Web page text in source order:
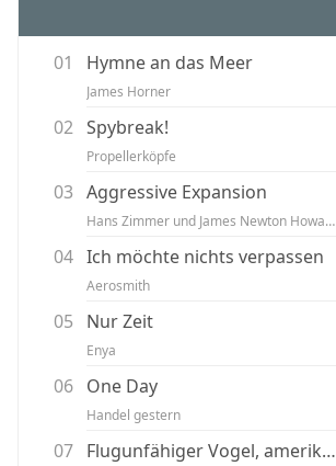
01 Hymne an das Meer
James Horner
02 Spybreak!
Propellerköpfe
03 Aggressive Expansion
Hans Zimmer und James Newton Howard
04 Ich möchte nichts verpassen
Aerosmith
05 Nur Zeit
Enya
06 One Day
Handel gestern
07 Flugunfähiger Vogel, amerikanischer Mund